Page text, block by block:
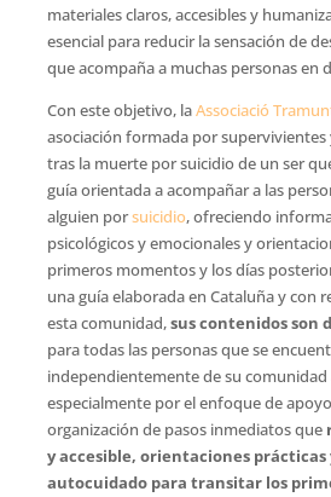
materiales claros, accesibles y
esencial para reducir la sensación de
que acompaña a muchas personas en
Con este objetivo, laAssociació
asociación formada por
tras la muerte por suicidio de un ser
guía orientada a acompañar a las
alguien porsuicidio, ofreciendo
psicológicos y emocionales y
primeros momentos y los días
una guía elaborada en Cataluña y con
esta comunidad,sus contenidos son
para todas las personas que se
independientemente de su
especialmente por el enfoque de
organización de pasos inmediatos que
y accesible, orientaciones
autocuidado para transitar los